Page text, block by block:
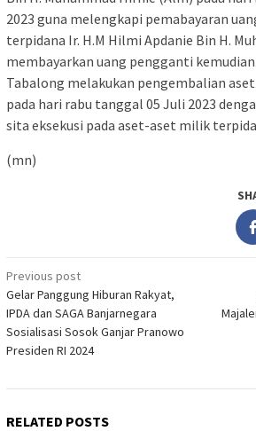
2023 guna melengkapi pemabayaran
terpidana Ir. H.M Hilmi Apdanie Bin H.
membayarkan uang pengganti
Tabalong melakukan pengembalian
pada hari rabu tanggal 05 Juli 2023
sita eksekusi pada aset-aset milik
(mn)
Post
navigation
Previous post
Gelar Panggung Hiburan Rakyat,
IPDA dan SAGA Banjarnegara
Sosialisasi Sosok Ganjar Pranowo
Presiden RI 2024
RELATED POSTS